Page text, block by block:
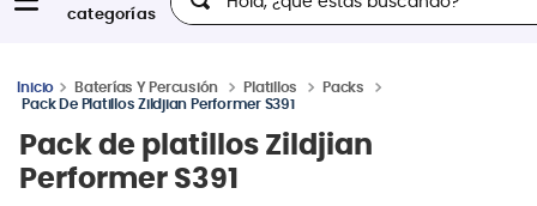
Baterías Y Percusión Platillos
Packs
Pack De Platillos Zildjian Performer S391
Pack de platillos Zildjian
Performer S391